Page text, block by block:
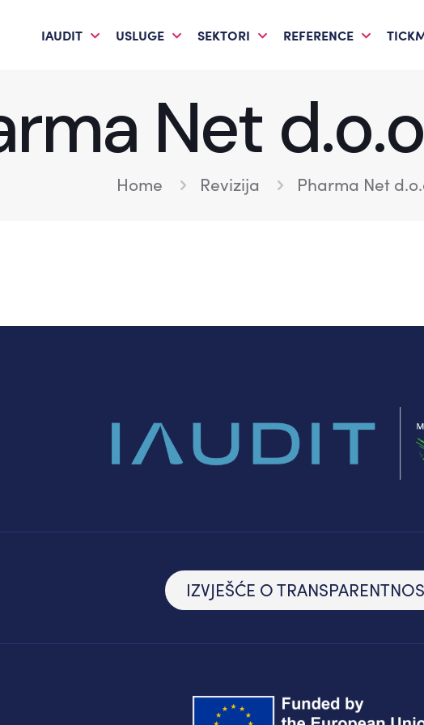
IAUDIT USLUGE SEKTORI REFERENCE
Net
Home Revizija Pharma Net
IZVJEŠĆE O